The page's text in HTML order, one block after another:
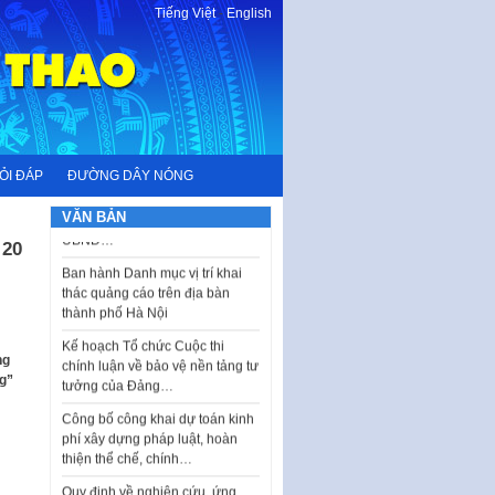
Tiếng Việt-English
ĐÁP ĐƯỜNG DÂY NÓNG
VĂN BẢN
I. CHỈ TIÊU VÀ VỊ TRÍ VIỆC LÀM
TUYỂN DỤNG LAO ĐỘNG HỢP
ĐỒNG Tổng số chỉ…
sự và Kế hoạch số 187KH-
UBND…
thác quảng cáo trên địa bàn
thành phố Hà Nội
chính luận về bảo vệ nền tảng tư
tưởng của Đảng…
phí xây dựng pháp luật, hoàn
thiện thể chế, chính…